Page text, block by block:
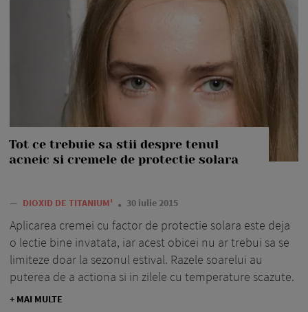
Tot ce trebuie sa stii despre tenul
acneic si cremele de protectie solara
— DIOXID DE TITANIUM' 30 iulie 2015
Aplicarea cremei cu factor de protectie solara este deja
o lectie bine invatata, iar acest obicei nu ar trebui sa se
limiteze doar la sezonul estival. Razele soarelui au
puterea de a actiona si in zilele cu temperature scazute.
+ MAI MULTE